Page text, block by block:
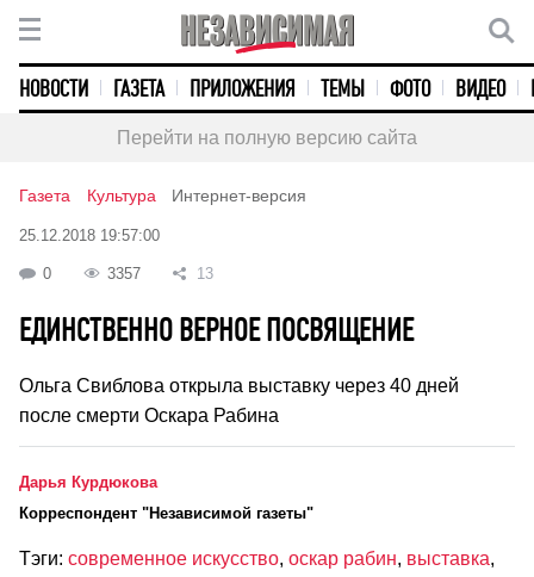
НОВОСТИ ГАЗЕТА ПРИЛОЖЕНИЯ ТЕМЫ ФОТО ВИДЕО
Перейти на полную версию сайта
Газета Культура Интернет-версия
25.12.2018 19:57:00
0 3357 13
ЕДИНСТВЕННО ВЕРНОЕ ПОСВЯЩЕНИЕ
Ольга Свиблова открыла выставку через 40 дней
после смерти Оскара Рабина
Дарья Курдюкова
Корреспондент "Независимой газеты"
Тэги: современное искусство, оскар рабин, выставка,